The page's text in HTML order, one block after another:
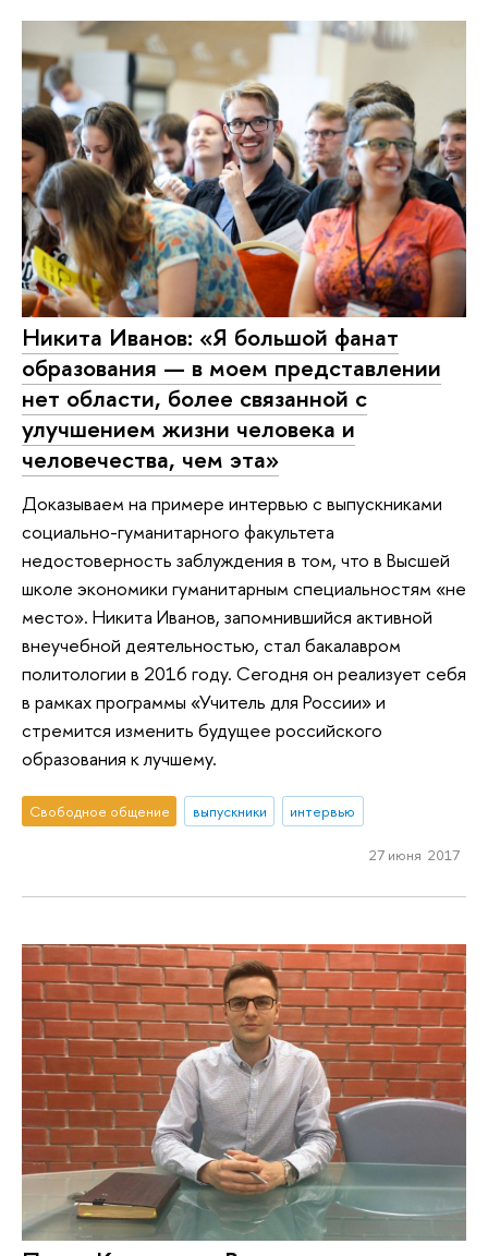
Никита Иванов: «Я большой фанат
образования — в моем представлении
нет области, более связанной с
улучшением жизни человека и
человечества, чем эта»
Доказываем на примере интервью с выпускниками
социально-гуманитарного факультета
недостоверность заблуждения в том, что в Высшей
школе экономики гуманитарным специальностям «не
место». Никита Иванов, запомнившийся активной
внеучебной деятельностью, стал бакалавром
политологии в 2016 году. Сегодня он реализует себя
в рамках программы «Учитель для России» и
стремится изменить будущее российского
образования к лучшему.
Свободное общение выпускники интервью
27 июня 2017